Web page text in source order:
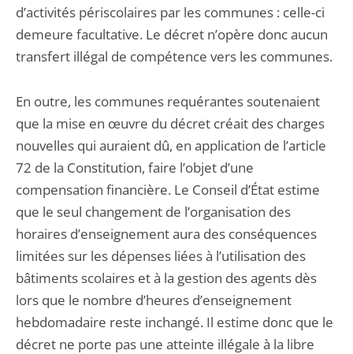
d’activités périscolaires par les communes : celle-ci
demeure facultative. Le décret n’opère donc aucun
transfert illégal de compétence vers les communes.
En outre, les communes requérantes soutenaient
que la mise en œuvre du décret créait des charges
nouvelles qui auraient dû, en application de l’article
72 de la Constitution, faire l’objet d’une
compensation financière. Le Conseil d’État estime
que le seul changement de l’organisation des
horaires d’enseignement aura des conséquences
limitées sur les dépenses liées à l’utilisation des
bâtiments scolaires et à la gestion des agents dès
lors que le nombre d’heures d’enseignement
hebdomadaire reste inchangé. Il estime donc que le
décret ne porte pas une atteinte illégale à la libre